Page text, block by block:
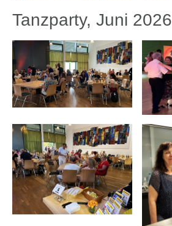
Tanzparty, Juni 2026